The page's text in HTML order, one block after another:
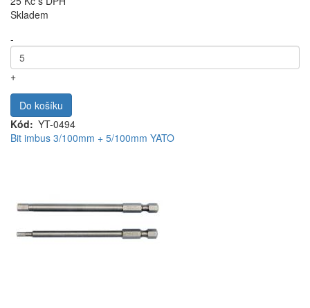
Skladem
-
+
Do košíku
Kód
YT-0494
Bit imbus 3/100mm + 5/100mm YATO